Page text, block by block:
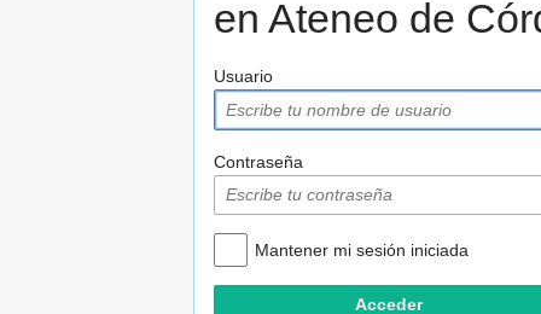
en Ateneo de
Usuario
Contraseña
Mantener mi sesión iniciada